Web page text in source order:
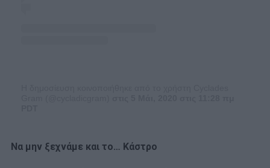
Να μην ξεχνάμε και το… Κάστρο